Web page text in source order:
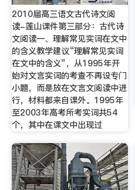
2010届高三语文古代诗文阅
读-莲山课件第三部分：古代诗
文阅读一、理解常见实词在文中
的含义教学建议“理解常见实词
在文中的含义”，从1995年开
始对文言实词的考查不再设专门
小题，而是放在文言文阅读中进
行，材料都来自课外。1995年
至2003年高考所考实词共54
个，其中在课文中出现过